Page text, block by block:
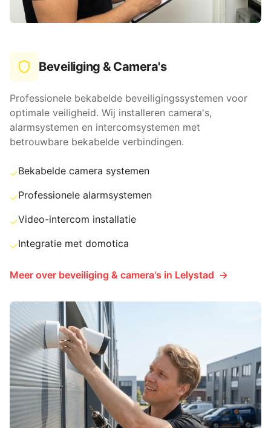
Beveiliging & Camera's
Professionele bekabelde beveiligingssystemen voor
optimale veiligheid. Wij installeren camera's,
alarmsystemen en intercomsystemen met
betrouwbare bekabelde verbindingen.
✓Bekabelde camera systemen
✓Professionele alarmsystemen
✓Video-intercom installatie
✓Integratie met domotica
Meer over beveiliging & camera's in Lelystad →